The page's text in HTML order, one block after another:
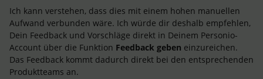
Ich kann verstehen, dass dies mit einem hohen manuellen
Aufwand verbunden wäre. Ich würde dir deshalb empfehlen,
Dein Feedback und Vorschläge direkt in Deinem Personio-
Account über die Funktion Feedback geben einzureichen.
Das Feedback kommt dadurch direkt bei den entsprechenden
Produktteams an.